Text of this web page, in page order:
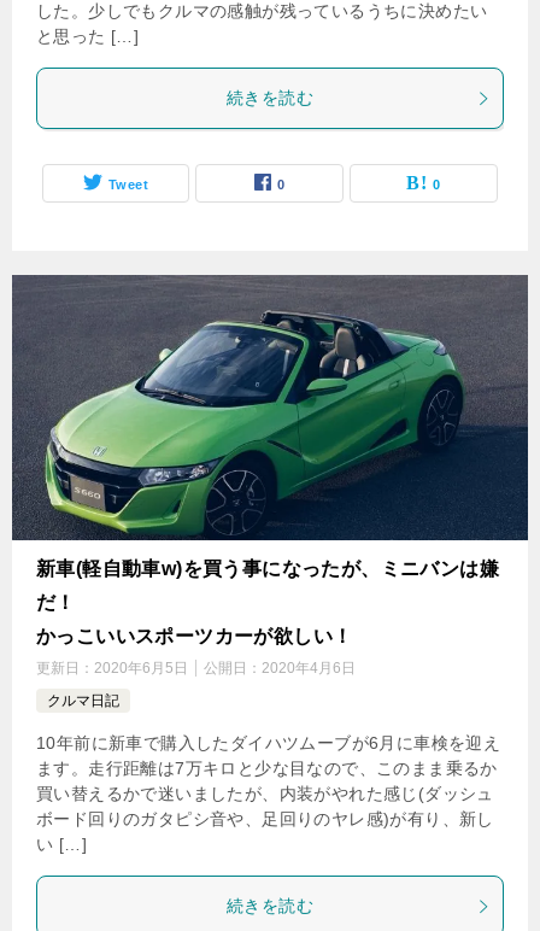
した。少しでもクルマの感触が残っているうちに決めたい
と思った […]
続きを読む
Tweet 0 0
新車(軽自動車w)を買う事になったが、ミニバンは嫌
だ！
かっこいいスポーツカーが欲しい！
更新日： 2020年6月5日 公開日： 2020年4月6日
クルマ日記
10年前に新車で購入したダイハツムーブが6月に車検を迎え
ます。走行距離は7万キロと少な目なので、このまま乗るか
買い替えるかで迷いましたが、内装がやれた感じ(ダッシュ
ボード回りのガタピシ音や、足回りのヤレ感)が有り、新し
い […]
続きを読む